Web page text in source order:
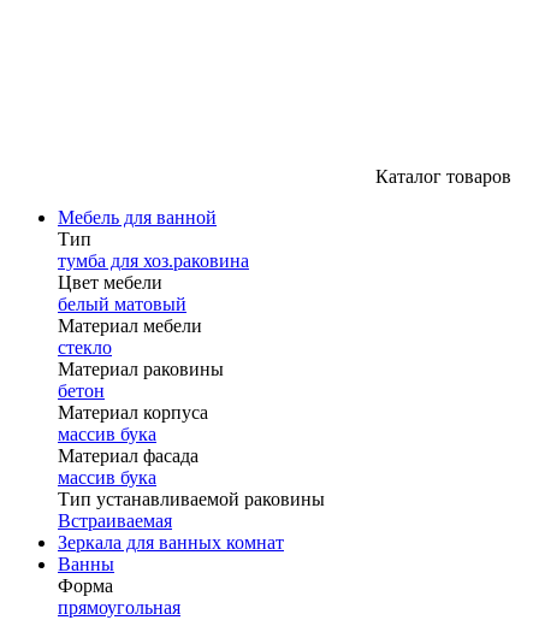
Каталог товаров
Мебель для ванной
Тип
тумба для хоз.раковина
Цвет мебели
белый матовый
Материал мебели
стекло
Материал раковины
бетон
Материал корпуса
массив бука
Материал фасада
массив бука
Тип устанавливаемой раковины
Встраиваемая
Зеркала для ванных комнат
Ванны
Форма
прямоугольная